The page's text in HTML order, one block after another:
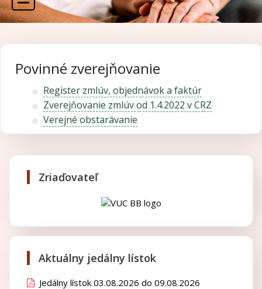
Povinné zverejňovanie
Register zmlúv, objednávok a faktúr
Zverejňovanie zmlúv od 1.4.2022 v CRZ
Verejné obstarávanie
Zriaďovateľ
Aktuálny jedálny lístok
Jedálny lístok 03.08.2026 do 09.08.2026